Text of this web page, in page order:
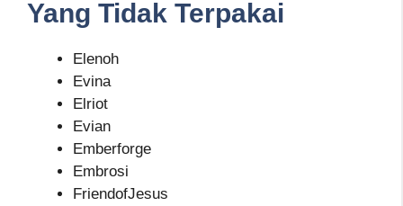
Yang Tidak Terpakai
Elenoh
Evina
Elriot
Evian
Emberforge
Embrosi
FriendofJesus